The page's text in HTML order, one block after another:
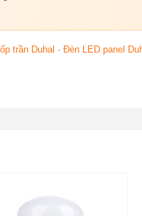
trần Duhal · Đèn LED panel